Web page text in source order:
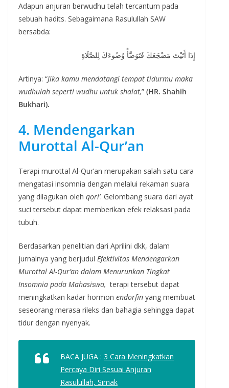
Adapun anjuran berwudhu telah tercantum pada
sebuah hadits. Sebagaimana Rasulullah SAW
bersabda:
إِذَا أَتَيْتَ مَضْجَعَكَ فَتَوَضَّأْ وُضُوءَكَ لِلصَّلَاةِ
Artinya: “Jika kamu mendatangi tempat tidurmu maka
wudhulah seperti wudhu untuk shalat,” (HR. Shahih
Bukhari).
4. Mendengarkan
Murottal Al-Qur’an
Terapi murottal Al-Qur’an merupakan salah satu cara
mengatasi insomnia dengan melalui rekaman suara
yang dilagukan oleh qori’. Gelombang suara dari ayat
suci tersebut dapat memberikan efek relaksasi pada
tubuh.
Berdasarkan penelitian dari Aprilini dkk, dalam
jurnalnya yang berjudul Efektivitas Mendengarkan
Murottal Al-Qur’an dalam Menurunkan Tingkat
Insomnia pada Mahasiswa,terapi tersebut dapat
meningkatkan kadar hormon endorfin yang membuat
seseorang merasa rileks dan bahagia sehingga dapat
tidur dengan nyenyak.
BACA JUGA : 3 Cara Meningkatkan
Percaya Diri Sesuai Anjuran
Rasulullah, Simak